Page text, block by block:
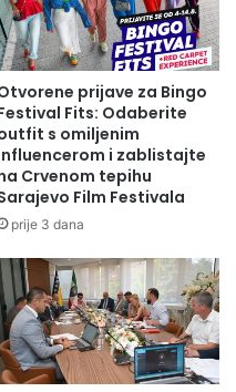
prijave za Bingo
Fits: Odaberite
s omiljenim
i zablistajte
Crvenom tepihu
Film Festivala
prije 3 dana